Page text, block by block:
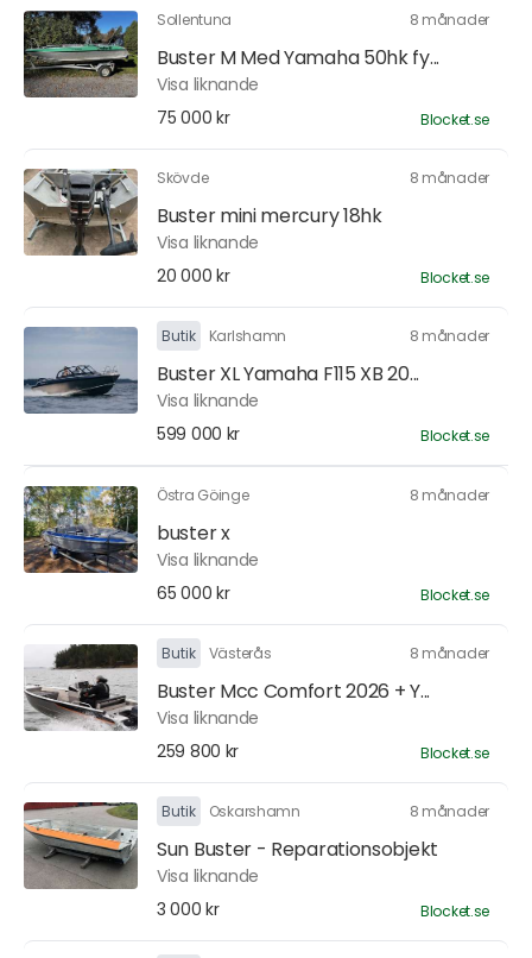
Sollentuna 8 månader
Buster M Med Yamaha 50hk fy...
Visa liknande
75 000 kr
Blocket.se
Skövde 8 månader
Buster mini mercury 18hk
Visa liknande
20 000 kr
Blocket.se
Butik Karlshamn 8 månader
Buster XL Yamaha F115 XB 20...
Visa liknande
599 000 kr
Blocket.se
Östra Göinge 8 månader
buster x
Visa liknande
65 000 kr
Blocket.se
Butik Västerås 8 månader
Buster Mcc Comfort 2026 + Y...
Visa liknande
259 800 kr
Blocket.se
Butik Oskarshamn 8 månader
Sun Buster - Reparationsobjekt
Visa liknande
3 000 kr
Blocket.se